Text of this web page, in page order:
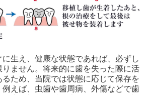
生え、健康な状態であれば、必ずし
りません。将来的に歯を失った際に活
ため、当院では状態に応じて保存を
例えば、虫歯や歯周病、外傷などで歯